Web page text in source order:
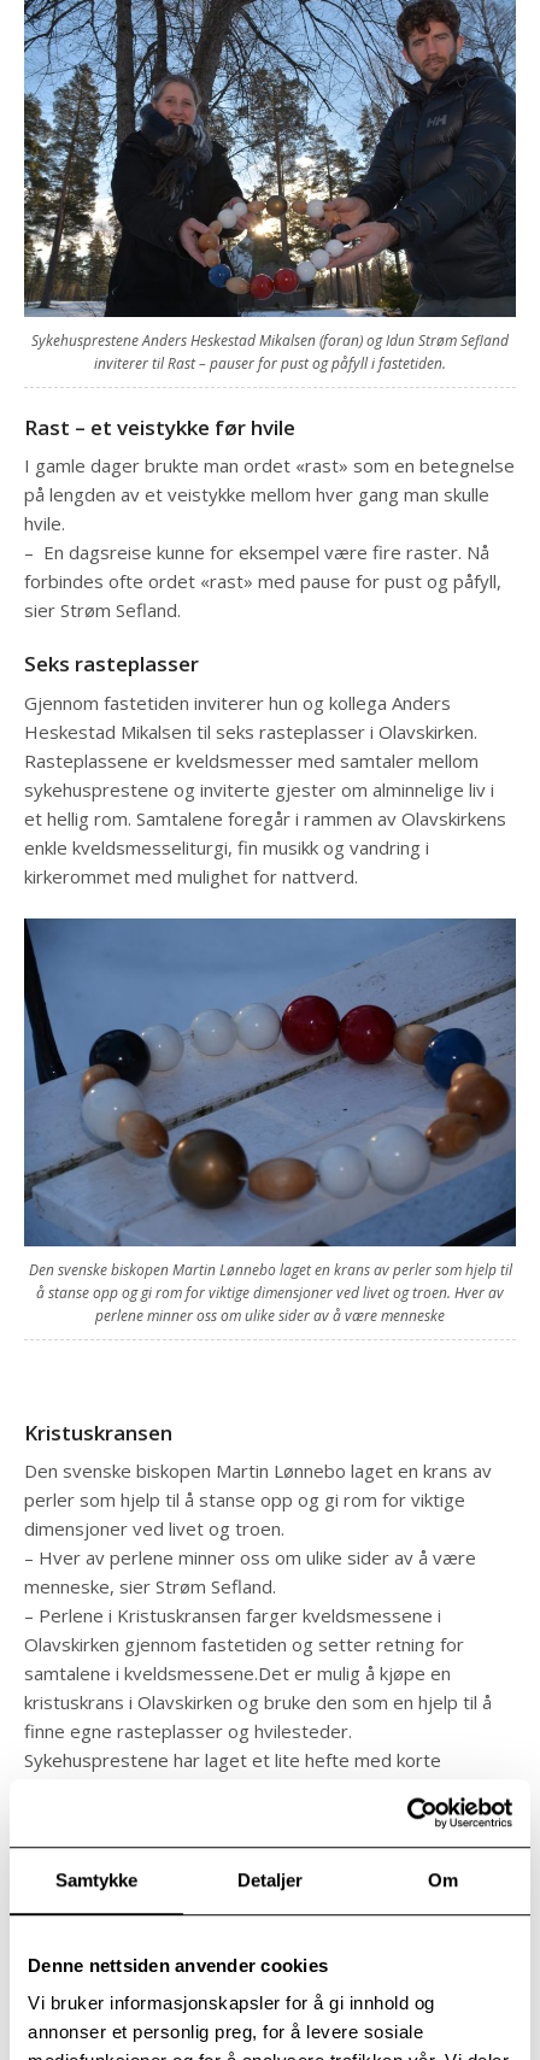
Samtykke Detaljer Om
Denne nettsiden anvender cookies
Vi bruker informasjonskapsler for å gi innhold og
annonser et personlig preg, for å levere sosiale
Sykehusprestene Anders Heskestad Mikalsen (foran) og Idun Strøm Sefland
inviterer til Rast – pauser for pust og påfyll i fastetiden.
Rast – et veistykke før hvile
I gamle dager brukte man ordet «rast» som en betegnelse
på lengden av et veistykke mellom hver gang man skulle
hvile.
– En dagsreise kunne for eksempel være fire raster. Nå
forbindes ofte ordet «rast» med pause for pust og påfyll,
sier Strøm Sefland.
Seks rasteplasser
Gjennom fastetiden inviterer hun og kollega Anders
Heskestad Mikalsen til seks rasteplasser i Olavskirken.
Rasteplassene er kveldsmesser med samtaler mellom
sykehusprestene og inviterte gjester om alminnelige liv i
et hellig rom. Samtalene foregår i rammen av Olavskirkens
enkle kveldsmesseliturgi, fin musikk og vandring i
kirkerommet med mulighet for nattverd.
Den svenske biskopen Martin Lønnebo laget en krans av perler som hjelp til
å stanse opp og gi rom for viktige dimensjoner ved livet og troen. Hver av
perlene minner oss om ulike sider av å være menneske
Kristuskransen
Den svenske biskopen Martin Lønnebo laget en krans av
perler som hjelp til å stanse opp og gi rom for viktige
dimensjoner ved livet og troen.
– Hver av perlene minner oss om ulike sider av å være
menneske, sier Strøm Sefland.
– Perlene i Kristuskransen farger kveldsmessene i
Olavskirken gjennom fastetiden og setter retning for
samtalene i kveldsmessene.Det er mulig å kjøpe en
kristuskrans i Olavskirken og bruke den som en hjelp til å
finne egne rasteplasser og hvilesteder.
Sykehusprestene har laget et lite hefte med korte
bønn. Håpet er at kveldsmesser og kristuskransen kan gi
påfyll og pust i ukene frem mot påske.